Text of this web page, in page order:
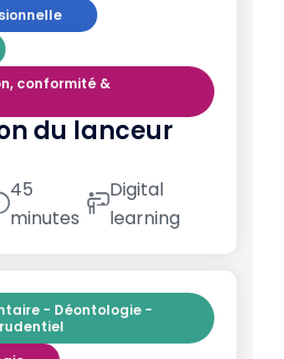
conformité &
du lanceur
45
minutes
Digital
learning
- Déontologie -